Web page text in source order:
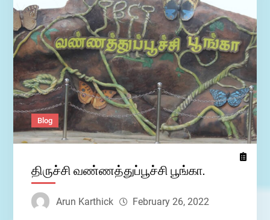
Blog
திருச்சி வண்ணத்துப்பூச்சி பூங்கா.
Arun Karthick February 26, 2022